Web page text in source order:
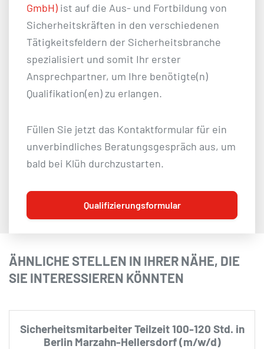
GmbH) ist auf die Aus- und Fortbildung von
Sicherheitskräften in den verschiedenen
Tätigkeitsfeldern der Sicherheitsbranche
spezialisiert und somit Ihr erster
Ansprechpartner, um Ihre benötigte(n)
Qualifikation(en) zu erlangen.
Füllen Sie jetzt das Kontaktformular für ein
unverbindliches Beratungsgespräch aus, um
bald bei Klüh durchzustarten.
Qualifizierungsformular
ÄHNLICHE STELLEN IN IHRER NÄHE, DIE
SIE INTERESSIEREN KÖNNTEN
Sicherheitsmitarbeiter Teilzeit 100-120 Std. in
Berlin Marzahn-Hellersdorf (m/w/d)